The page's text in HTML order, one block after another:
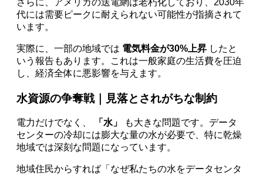
さらに、アメリカの送電網は老朽化しており、2030年
代には需要ピークに耐えられない可能性が指摘されて
います。
実際に、一部の地域では 電気料金が30%上昇 したと
いう報告もあります。これは一般家庭の生活費を圧迫
し、経済全体に悪影響を与えます。
水資源の争奪戦｜見落とされがちな制約
電力だけでなく、 「水」
も大きな問題です。データ
センターの冷却には膨大な量の水が必要で、特に乾燥
地域では深刻な問題になっています。
地域住民からすれば「なぜ私たちの水をデータセンタ